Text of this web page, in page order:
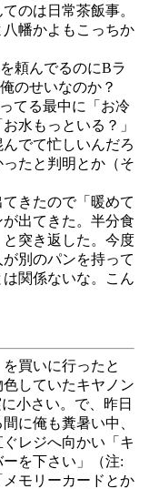
のは日常茶飯事。
幡かよもこっちか
頼んでるのにBラ
のせいなのか？
てる最中に「お冷
水もっといる？」
でて忙しいんだろ
たと判明とか（そ
きたので「暖めて
出てきた。半分食
突き返した。今度
別のパンを持って
関係ないな。こん
買いに行ったと
していたキヤノン
小さい。で、昨日
に俺も糞暑い中、
レジへ向かい「キ
を下さい」（注:
モリーカードとか